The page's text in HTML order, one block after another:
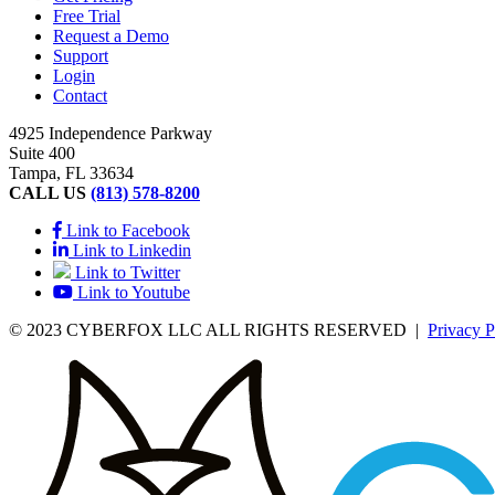
Free Trial
Request a Demo
Support
Login
Contact
4925 Independence Parkway
Suite 400
Tampa, FL 33634
CALL US (813) 578-8200
Link to Facebook
Link to Linkedin
Link to Twitter
Link to Youtube
© 2023 CYBERFOX LLC ALL RIGHTS RESERVED | Privacy